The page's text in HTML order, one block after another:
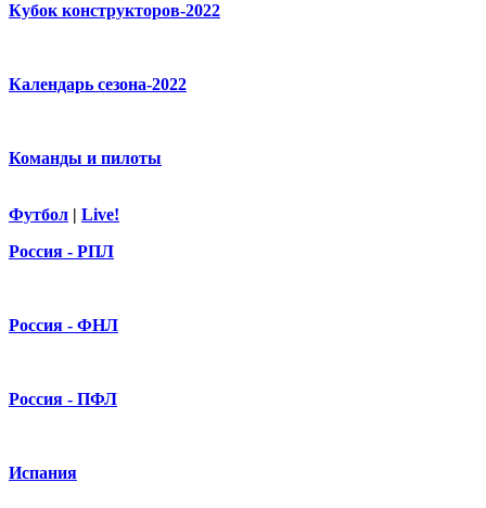
Кубок конструкторов-2022
Календарь сезона-2022
Команды и пилоты
Футбол | Live!
Россия - РПЛ
Россия - ФНЛ
Россия - ПФЛ
Испания